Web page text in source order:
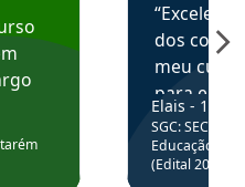
dos
meu
para
colocar
através
de
Elais - 15/
SGC: SEC BA
Educação
(Edital